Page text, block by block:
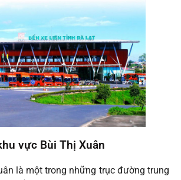
vực Bùi Thị Xuân
là một trong những trục đường trung